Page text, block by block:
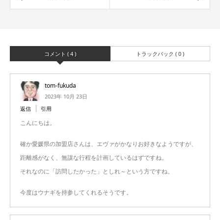
コメント ( 4 ) トラックバック ( 0 )
tom-fukuda
2023年 10月 23日
返信
引用
こんにちは。
確か愛媛県の加盟店さんは、エヴァがかなりお好きなようですが、
距離感がなく、無謀な行程を計画しているはずですね。
それなのに「訪問したかった」としれ～という方ですね。
今度はウナギを持参してくれるそうです。